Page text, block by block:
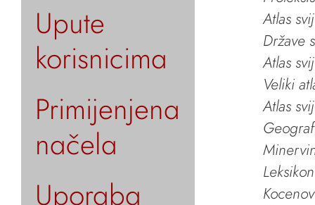
Upute
korisnicima
Primijenjena
načela
Uporaba
Atlas
Države
Atlas
Veliki
Atlas